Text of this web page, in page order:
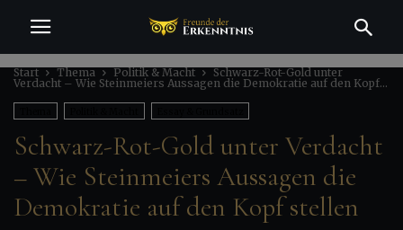
Start Thema Politik & Macht
Schwarz-Rot-Gold unter
Verdacht – Wie Steinmeiers Aussagen die Demokratie auf den Kopf...
Notizen gegen den Zeitgeist
Schwarz-Rot-Gold unter Verdacht
– Wie Steinmeiers Aussagen die
Demokratie auf den Kopf stellen